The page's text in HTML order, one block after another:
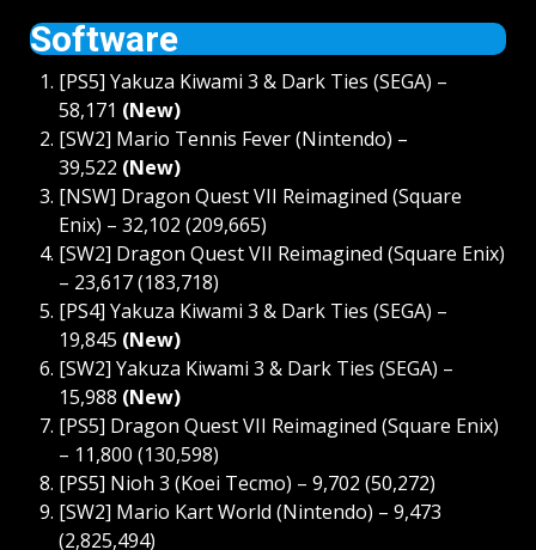
Software
[PS5] Yakuza Kiwami 3 & Dark Ties (SEGA) –
58,171 (New)
[SW2] Mario Tennis Fever (Nintendo) –
39,522 (New)
[NSW] Dragon Quest VII Reimagined (Square
Enix) – 32,102 (209,665)
[SW2] Dragon Quest VII Reimagined (Square Enix)
– 23,617 (183,718)
[PS4] Yakuza Kiwami 3 & Dark Ties (SEGA) –
19,845 (New)
[SW2] Yakuza Kiwami 3 & Dark Ties (SEGA) –
15,988 (New)
[PS5] Dragon Quest VII Reimagined (Square Enix)
– 11,800 (130,598)
[PS5] Nioh 3 (Koei Tecmo) – 9,702 (50,272)
[SW2] Mario Kart World (Nintendo) – 9,473
(2,825,494)